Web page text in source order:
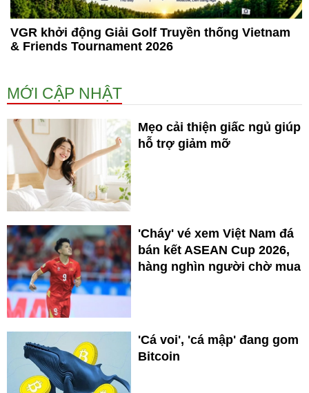
VGR khởi động Giải Golf Truyền thống Vietnam
& Friends Tournament 2026
MỚI CẬP NHẬT
Mẹo cải thiện giấc ngủ giúp
hỗ trợ giảm mỡ
'Cháy' vé xem Việt Nam đá
bán kết ASEAN Cup 2026,
hàng nghìn người chờ mua
'Cá voi', 'cá mập' đang gom
Bitcoin